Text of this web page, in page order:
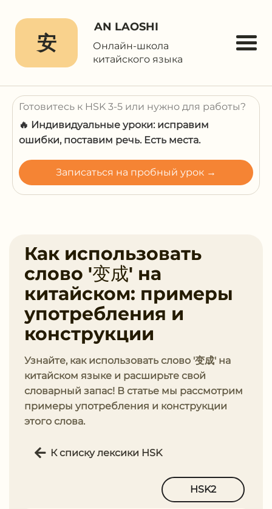
安
AN LAOSHI
Онлайн-школа
китайского языка
Готовитесь к HSK 3-5 или нужно для работы?
🔥 Индивидуальные уроки: исправим
ошибки, поставим речь. Есть места.
Записаться на пробный урок →
Как использовать
слово '变成' на
китайском: примеры
употребления и
конструкции
Узнайте, как использовать слово '变成' на
китайском языке и расширьте свой
словарный запас! В статье мы рассмотрим
примеры употребления и конструкции
этого слова.
К списку лексики HSK
HSK2